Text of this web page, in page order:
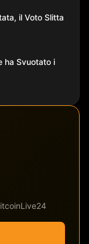
il Voto Slitta
ha Svuotato i